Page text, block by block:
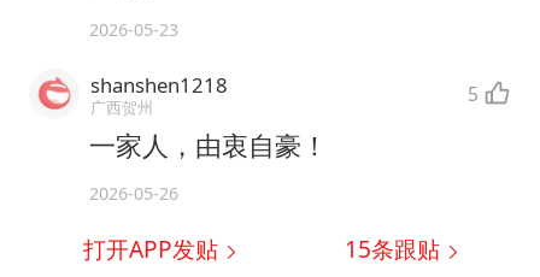
2026-05-23
shanshen1218
广西贺州 5
一家人，由衷自豪！
2026-05-26
打开APP发贴 15条跟贴